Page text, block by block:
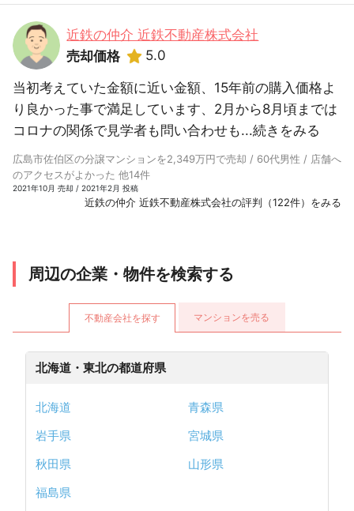
近鉄の仲介 近鉄不動産株式会社
売却価格
5.0
当初考えていた金額に近い金額、15年前の購入価格よ
り良かった事で満足しています、2月から8月頃までは
コロナの関係で見学者も問い合わせも...続きをみる
広島市佐伯区の分譲マンションを2,349万円で売却 / 60代男性 / 店舗へ
のアクセスがよかった 他14件
2021年10月 売却 / 2021年2月 投稿
近鉄の仲介 近鉄不動産株式会社の評判（122件）をみる
周辺の企業・物件を検索する
不動産会社を探す マンションを売る
北海道・東北の都道府県
北海道
青森県
岩手県
宮城県
秋田県
山形県
福島県